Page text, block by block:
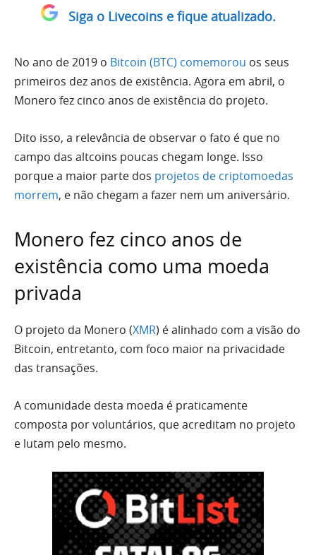
Siga o Livecoins e fique atualizado.
No ano de 2019 o Bitcoin (BTC) comemorou os seus
primeiros dez anos de existência. Agora em abril, o
Monero fez cinco anos de existência do projeto.
Dito isso, a relevância de observar o fato é que no
campo das altcoins poucas chegam longe. Isso
porque a maior parte dos projetos de criptomoedas
morrem, e não chegam a fazer nem um aniversário.
Monero fez cinco anos de
existência como uma moeda
privada
O projeto da Monero (XMR) é alinhado com a visão do
Bitcoin, entretanto, com foco maior na privacidade
das transações.
A comunidade desta moeda é praticamente
composta por voluntários, que acreditam no projeto
e lutam pelo mesmo.